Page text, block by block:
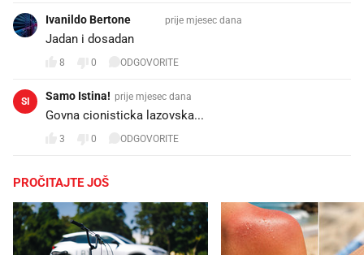
Ivanildo Bertone ⚒️⚒️ prije mjesec dana
Jadan i dosadan
8 0 ODGOVORITE
SI Samo Istina! prije mjesec dana
Govna cionisticka lazovska...
3 0 ODGOVORITE
PROČITAJTE JOŠ